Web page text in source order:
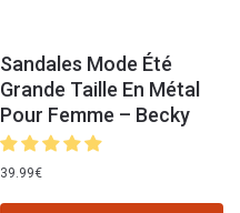
Sandales Mode Été
Grande Taille En Métal
Pour Femme – Becky
39.99€